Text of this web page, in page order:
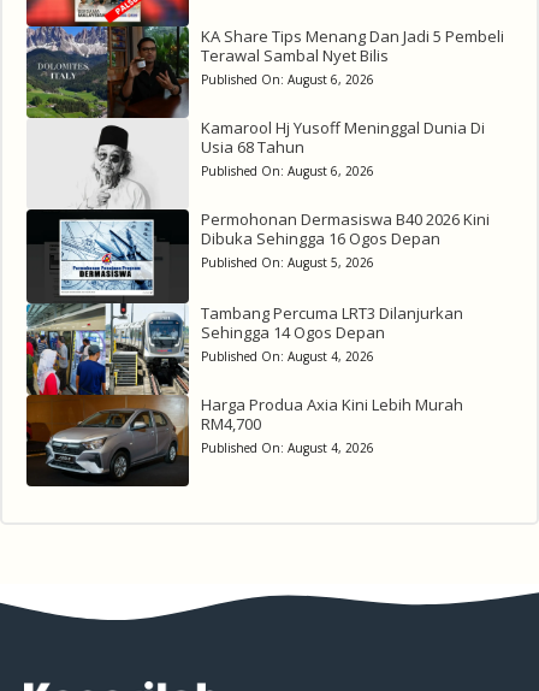
KA Share Tips Menang Dan Jadi 5 Pembeli
Terawal Sambal Nyet Bilis
Published On: August 6, 2026
Kamarool Hj Yusoff Meninggal Dunia Di
Usia 68 Tahun
Published On: August 6, 2026
Permohonan Dermasiswa B40 2026 Kini
Dibuka Sehingga 16 Ogos Depan
Published On: August 5, 2026
Tambang Percuma LRT3 Dilanjurkan
Sehingga 14 Ogos Depan
Published On: August 4, 2026
Harga Produa Axia Kini Lebih Murah
RM4,700
Published On: August 4, 2026